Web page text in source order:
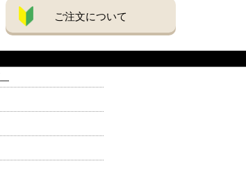
ご注文について